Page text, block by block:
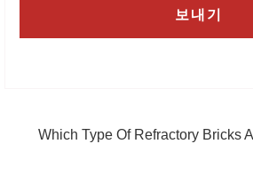
Which Type Of Refractory Bricks